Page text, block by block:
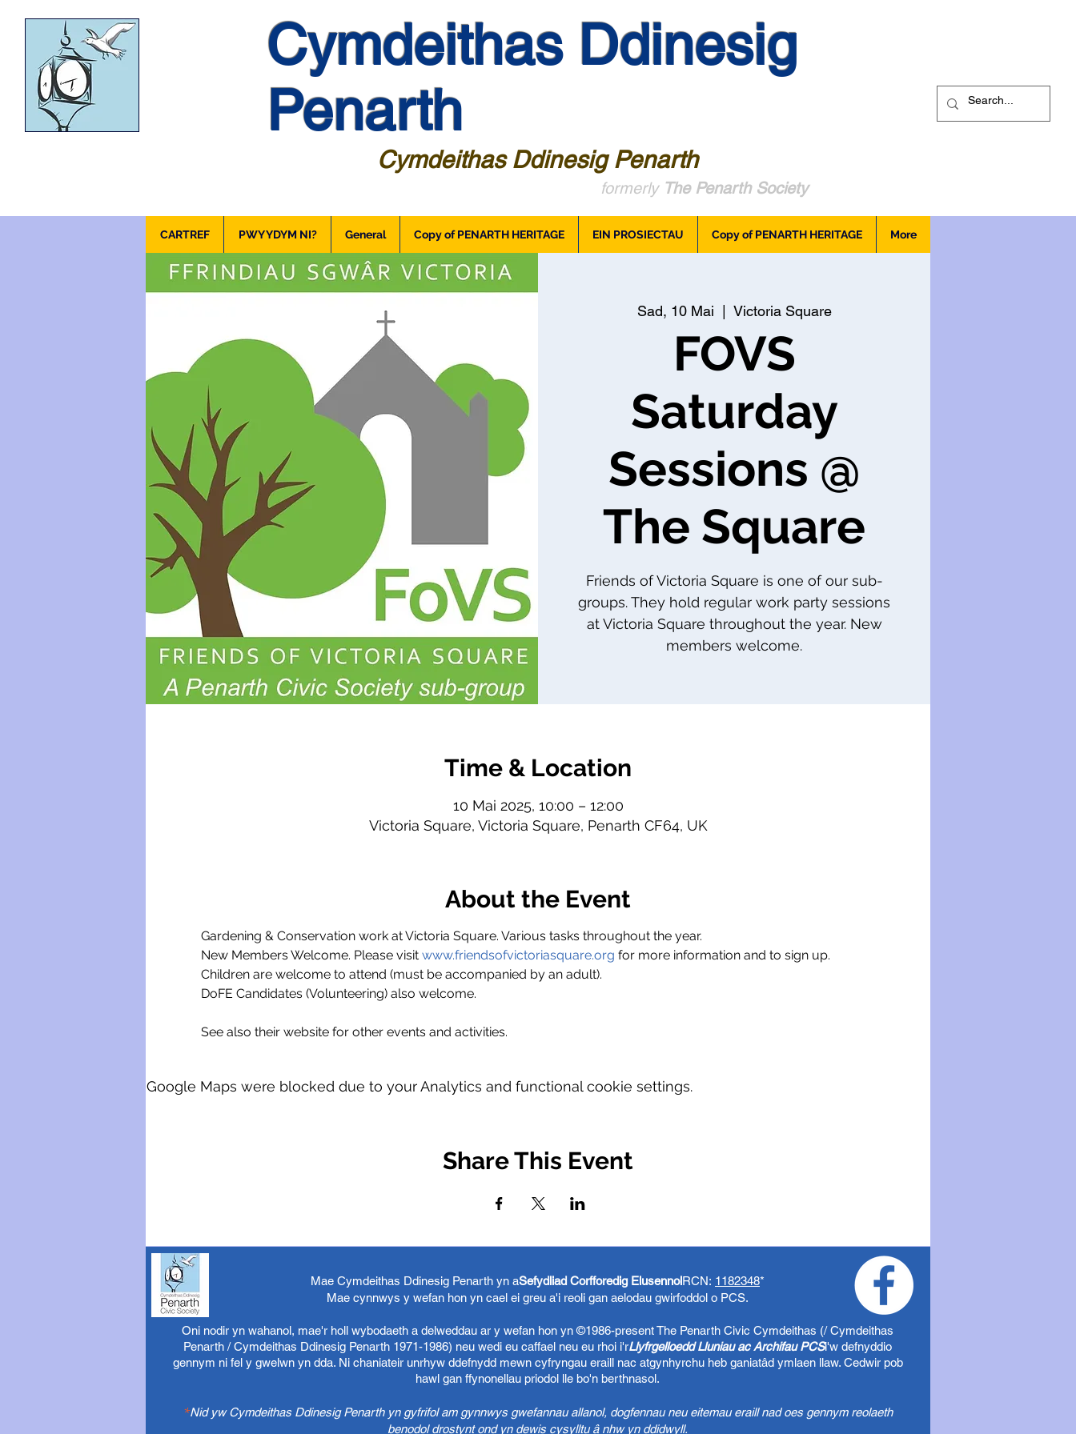
Cymdeithas Ddinesig
Penarth
Cymdeithas Ddinesig Penarth
formerly The Penarth Society
CARTREF PWY YDYM NI? General Copy of PENARTH HERITAGE EIN PROSIECTAU Copy of PENARTH HERITAGE More
Sad, 10 Mai Victoria Square
FOVS
Saturday
Sessions @
The Square
Friends of Victoria Square is one of our sub-
groups. They hold regular work party sessions
at Victoria Square throughout the year. New
members welcome.
Time & Location
10 Mai 2025, 10:00 – 12:00
Victoria Square, Victoria Square, Penarth CF64, UK
About the Event
Gardening & Conservation work at Victoria Square. Various tasks throughout the year.
New Members Welcome. Please visit www.friendsofvictoriasquare.org for more information and to sign up.
Children are welcome to attend (must be accompanied by an adult).
DoFE Candidates (Volunteering) also welcome.
See also their website for other events and activities.
Google Maps were blocked due to your Analytics and functional cookie settings.
Share This Event
Mae Cymdeithas Ddinesig Penarth yn aSefydliad Corfforedig ElusennolRCN: 1182348*
Mae cynnwys y wefan hon yn cael ei greu a'i reoli gan aelodau gwirfoddol o PCS.
Oni nodir yn wahanol, mae'r holl wybodaeth a delweddau ar y wefan hon yn ©1986-present The Penarth Civic Cymdeithas (/ Cymdeithas
Penarth / Cymdeithas Ddinesig Penarth 1971-1986) neu wedi eu caffael neu eu rhoi i'rLlyfrgelloedd Lluniau ac Archifau PCSi'w defnyddio
gennym ni fel y gwelwn yn dda. Ni chaniateir unrhyw ddefnydd mewn cyfryngau eraill nac atgynhyrchu heb ganiatâd ymlaen llaw. Cedwir pob
hawl gan ffynonellau priodol lle bo'n berthnasol.
*Nid yw Cymdeithas Ddinesig Penarth yn gyfrifol am gynnwys gwefannau allanol, dogfennau neu eitemau eraill nad oes gennym reolaeth
benodol drostynt ond yn dewis cysylltu â nhw yn ddidwyll.